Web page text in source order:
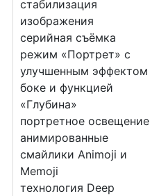
стабилизация
изображения
серийная съëмка
режим «Портрет» с
улучшенным эффектом
боке и функцией
«Глубина»
портретное освещение
анимированные
смайлики Animoji и
Memoji
технология Deep